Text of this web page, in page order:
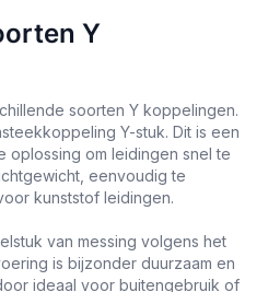
Y
soorten Y koppelingen.
Y-stuk. Dit is een
oplossing om leidingen snel te
eenvoudig te
kunststof leidingen.
van messing volgens het
is bijzonder duurzaam en
ideaal voor buitengebruik of